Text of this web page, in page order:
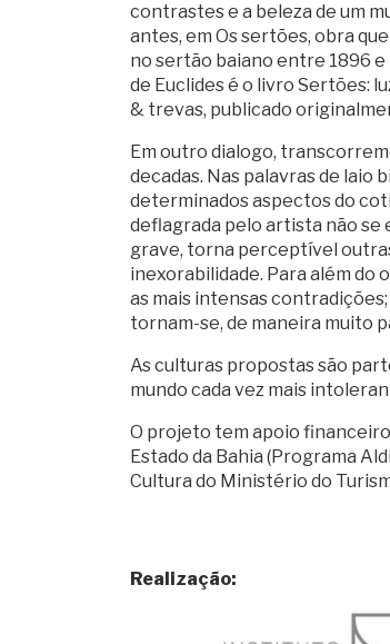
contrastes e a beleza de um
antes, em Os sertões, obra
no sertão baiano entre 1896
de Euclides é o livro Sertões:
& trevas, publicado
Em outro dialogo,
decadas. Nas palavras de laio
determinados aspectos do
deflagrada pelo artista não se
grave, torna perceptível
inexorabilidade. Para além
as mais intensas
tornam-se, de maneira muito
As culturas propostas são
mundo cada vez mais
O projeto tem apoio financeiro
Estado da Bahia (Programa
Cultura do Ministério do
Realização: